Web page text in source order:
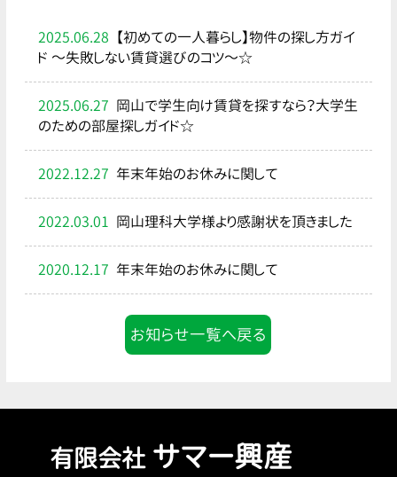
2025.06.28 【初めての一人暮らし】物件の探し方ガイ
ド ～失敗しない賃貸選びのコツ～☆
2025.06.27 岡山で学生向け賃貸を探すなら？大学生
のための部屋探しガイド☆
2022.12.27 年末年始のお休みに関して
2022.03.01 岡山理科大学様より感謝状を頂きました
2020.12.17 年末年始のお休みに関して
お知らせ一覧へ戻る
有限会社サマー興産